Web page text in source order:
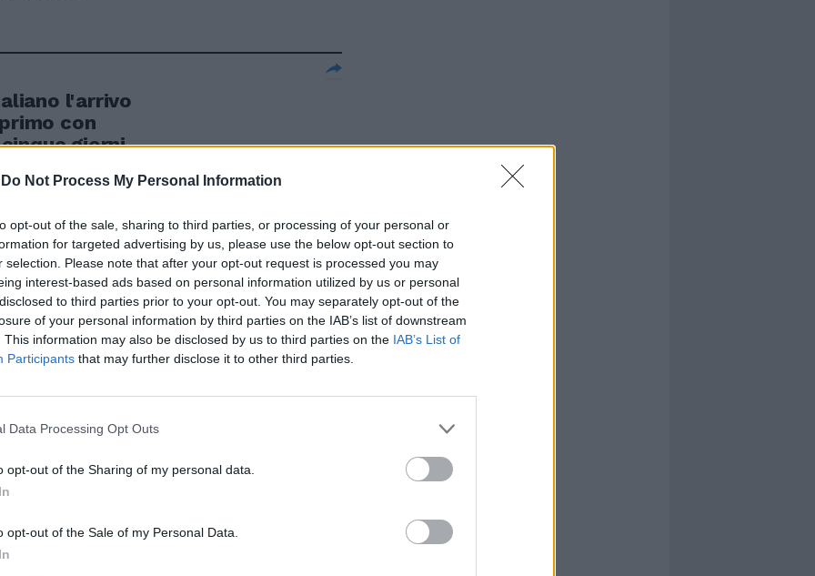
Do Not Process My Personal Information
opt-out of the sale, sharing to third parties, or processing of your personal or
for targeted advertising by us, please use the below opt-out section to
selection. Please note that after your opt-out request is processed you may
interest-based ads based on personal information utilized by us or personal
to third parties prior to your opt-out. You may separately opt-out of the
of your personal information by third parties on the IAB’s list of downstream
This information may also be disclosed by us to third parties on the IAB’s List of
Participants that may further disclose it to other third parties.
Data Processing Opt Outs
opt-out of the Sharing of my personal data.
opt-out of the Sale of my Personal Data.
l'arrivo
con
giorni
il Piano
al Bilancio
Stefano
da
trionfa
931